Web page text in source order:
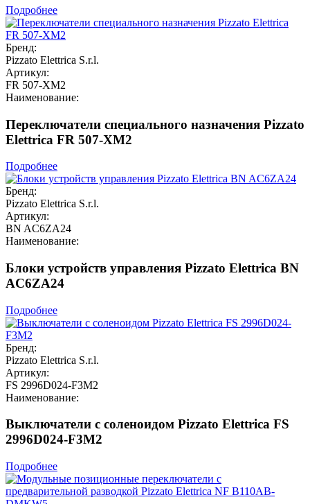
Подробнее
Бренд:
Pizzato Elettrica S.r.l.
Артикул:
FR 507-XM2
Наименование:
Переключатели специального назначения Pizzato
Elettrica FR 507-XM2
Подробнее
Бренд:
Pizzato Elettrica S.r.l.
Артикул:
BN AC6ZA24
Наименование:
Блоки устройств управления Pizzato Elettrica BN
AC6ZA24
Подробнее
Бренд:
Pizzato Elettrica S.r.l.
Артикул:
FS 2996D024-F3M2
Наименование:
Выключатели с соленоидом Pizzato Elettrica FS
2996D024-F3M2
Подробнее